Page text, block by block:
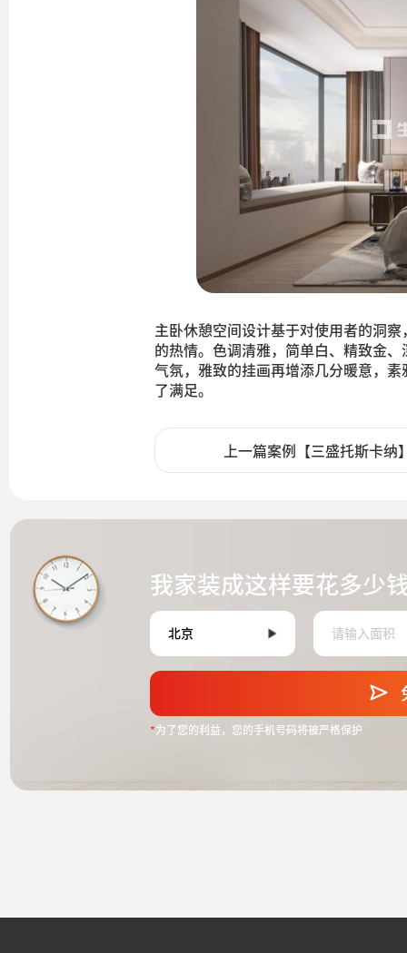
主卧休憩空间设计基于对使用者的洞
的热情。色调清雅，简单白、精致金
气氛，雅致的挂画再增添几分暖意，
了满足。
上一篇案例【三盛托斯卡纳
我家装成这样要花多少
*为了您的利益，您的手机号码将被严格保护